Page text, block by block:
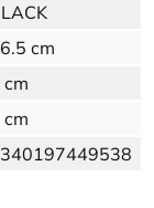
cm
cm
cm